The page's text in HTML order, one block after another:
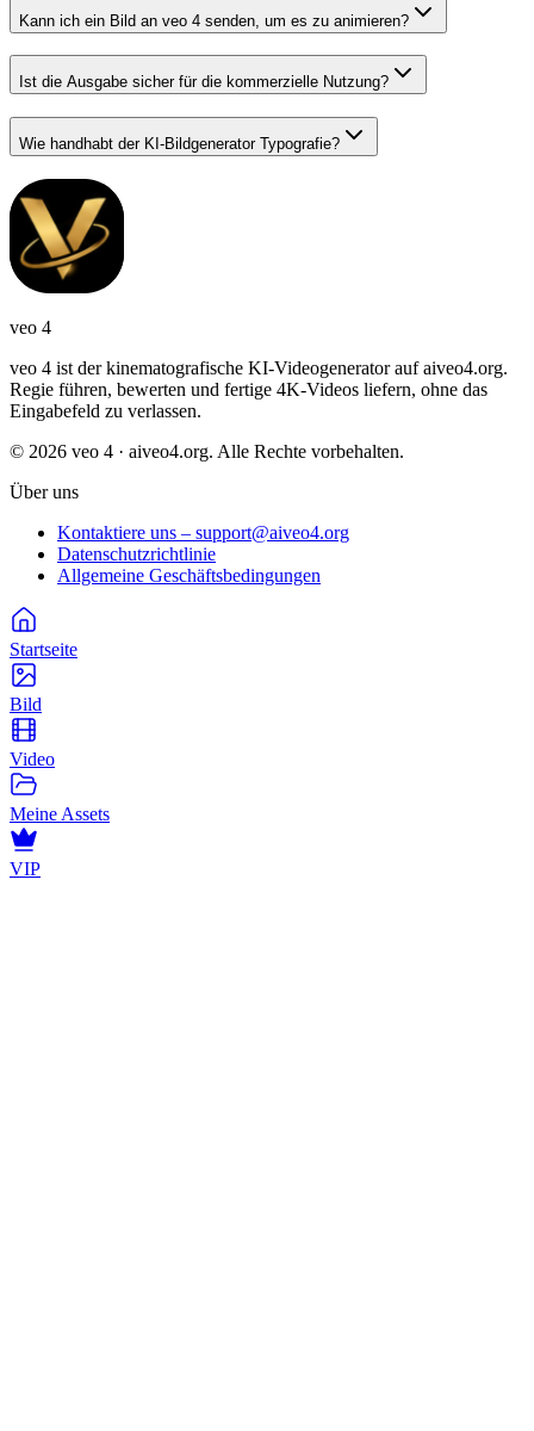
Kann ich ein Bild an veo 4 senden, um es zu animieren?
Ist die Ausgabe sicher für die kommerzielle Nutzung?
Wie handhabt der KI-Bildgenerator Typografie?
veo 4
veo 4 ist der kinematografische KI-Videogenerator auf aiveo4.org.
Regie führen, bewerten und fertige 4K-Videos liefern, ohne das
Eingabefeld zu verlassen.
© 2026 veo 4 · aiveo4.org. Alle Rechte vorbehalten.
Über uns
Kontaktiere uns – support@aiveo4.org
Datenschutzrichtlinie
Allgemeine Geschäftsbedingungen
Startseite
Bild
Video
Meine Assets
VIP